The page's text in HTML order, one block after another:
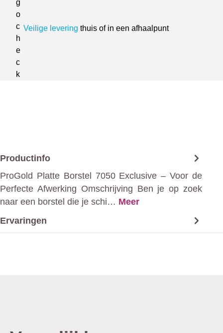
Veilige levering thuis of in een afhaalpunt
Productinfo
ProGold Platte Borstel 7050 Exclusive – Voor de
Perfecte Afwerking Omschrijving Ben je op zoek
naar een borstel die je schi… Meer
Ervaringen